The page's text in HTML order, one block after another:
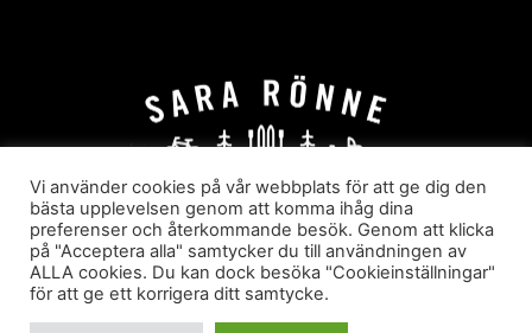
HEM OM MIG
JOBBA MED MIG
HYR I JÄRVSÖ!
KATEGORIER
Sara Rönne. En blogg om frihet, upplevelser och
Vi använder cookies på vår webbplats för att ge dig den
bästa upplevelsen genom att komma ihåg dina
preferenser och återkommande besök. Genom att klicka
på "Acceptera alla" samtycker du till användningen av
ALLA cookies. Du kan dock besöka "Cookieinställningar"
för att ge ett korrigera ditt samtycke.